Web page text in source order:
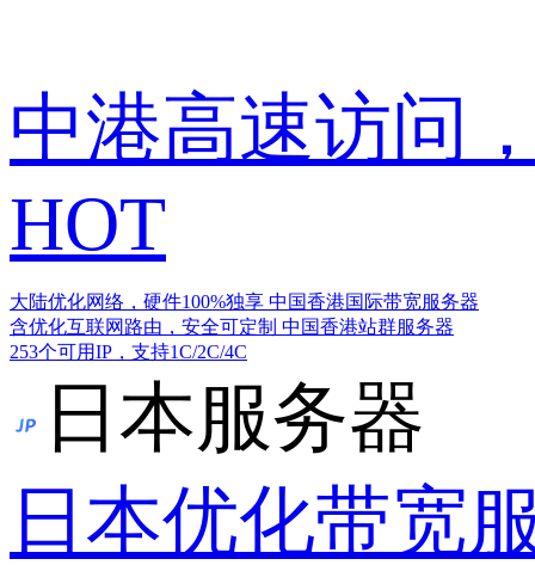
中港高速访问
HOT
大陆优化网络，硬件100%独享 中国香港国际带宽服务器
含优化互联网路由，安全可定制 中国香港站群服务器
253个可用IP，支持1C/2C/4C
日本服务器
日本优化带宽